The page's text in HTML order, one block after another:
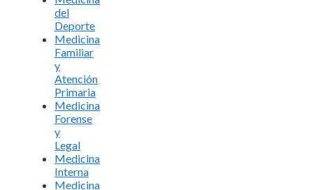
del
Deporte
Medicina
Familiar
y
Atención
Primaria
Medicina
Forense
y
Legal
Medicina
Interna
Medicina